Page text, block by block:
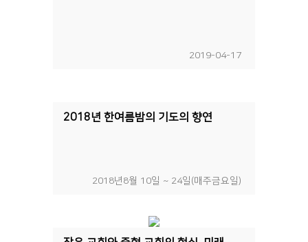
2019-04-17
2018년 한여름밤의 기도의 향연
2018년8월 10일 ~ 24일(매주금요일)